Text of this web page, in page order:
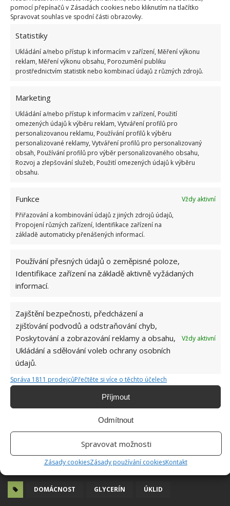
pomocí přepínačů v Zásadách cookies nebo kliknutím na tlačítko
Spravovat souhlas ve spodní části obrazovky.
Statistiky
Ukládání a/nebo přístup k informacím v zařízení, Měření výkonu
reklam, Měření výkonu obsahu, Porozumění publiku
prostřednictvím statistik nebo kombinací údajů z různých zdrojů.
Marketing
Ukládání a/nebo přístup k informacím v zařízení, Použití
omezených údajů k výběru reklam, Vytváření profilů pro
personalizovanou reklamu, Používání profilů k výběru
personalizované reklamy, Vytváření profilů pro personalizovaný
obsah, Používání profilů pro výběr personalizovaného obsahu,
Rozvoj a zlepšování služeb, Použití omezených údajů k výběru
obsahu.
Funkce
Vždy aktivní
Přiřazování a kombinování údajů z jiných zdrojů údajů,
Propojení různých zařízení, Identifikace zařízení na
základě automaticky přenášených informací.
Používání přesných údajů o zeměpisné poloze,
Identifikace zařízení na základě aktivně vyžádaných
informací.
Zajištění bezpečnosti, předcházení a
zjišťování podvodů a odstraňování chyb,
Poskytování a zobrazování reklamy a obsahu,
Ukládání a sdělování voleb ochrany osobních
údajů.
Vždy aktivní
Správa 1811 prodejcůPřečtěte si více o těchto účelech
Příjmout
Odmítnout
Spravovat možnosti
Zásady cookiesZásady používání cookiesKontakt
Fotografie: Pixabay
Pokud se jedná o skvrny od čaje, kávy nebo
glycerinu a soli, tu na problematická místa nanést a
po půlhodině látku promáchat.
Další možnosti použití
Glycerin lze použít také do vázy s řezanými
dokáže prodloužit život vašim krásným květinám.
Funguje též jako hnojivo pro rostliny v domácnosti,
stačí 100 ml glycerinu na 10 litrů vody a hnojivo pro
květiny je na světě. Nelijte ho ale přímo do květináče,
chráněny od různých typů škůdců.
DOMÁCNOST GLYCERÍN ÚKLID